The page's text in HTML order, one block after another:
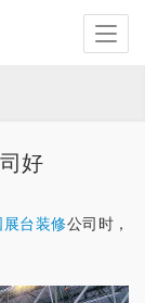
好
展台装修公司时，